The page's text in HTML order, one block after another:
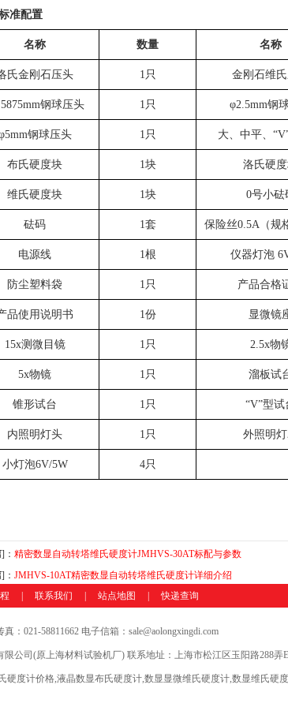
准配置
名称 数量 名称
氏金刚石压头 1只 金刚石维
钢球压头 1只 φ2.5mm钢
5mm钢球压头 1只 大、中平、“V
布氏硬度块 1块 洛氏硬
维氏硬度块 1块 0号小砝
砝码 1套 保险丝0.5A （规
电源线 1根 仪器灯泡
防尘塑料袋 1只 产品合格
品使用说明书 1份 显微镜
15x测微目镜 1只 2.5x物
5x物镜 1只 溜板试
锥形试台 1只 “V”型试
内照明灯头 1只 外照明
小灯泡6V/5W 4只
]： 精密数显自动转塔维氏硬度计JMHVS-30AT标配与参数
]： JMHVS-10AT精密数显自动转塔维氏硬度计详细介绍
联系我们 站点地图 快递查询
：021-58811662 电子信箱：sale@aolongxingdi.com
公司(原上海材料试验机厂) 联系地址：上海市松江区玉阳路288弄
硬度计价格,液晶数显布氏硬度计,数显显微维氏硬度计,数显维氏硬